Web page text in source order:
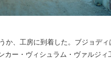
か、工房に到着した。ブジョデ
ー・ヴィシュラム・ヴァルジィ